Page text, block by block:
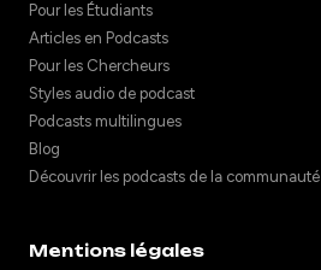
Pour les Étudiants
Articles en Podcasts
Pour les Chercheurs
Styles audio de podcast
Podcasts multilingues
Blog
Découvrir les podcasts de la communauté
Mentions légales